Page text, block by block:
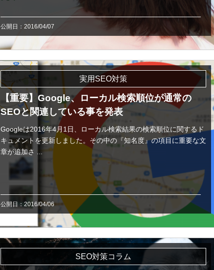
公開日：2016/04/07
実用SEO対策
【重要】Google、ローカル検索順位が通常の
SEOと関連している事を発表
Googleは2016年4月1日、ローカル検索結果の検索順位に関するド
キュメントを更新しました。その中の『知名度』の項目に重要な文
章が追加さ ...
公開日：2016/04/06
SEO対策コラム